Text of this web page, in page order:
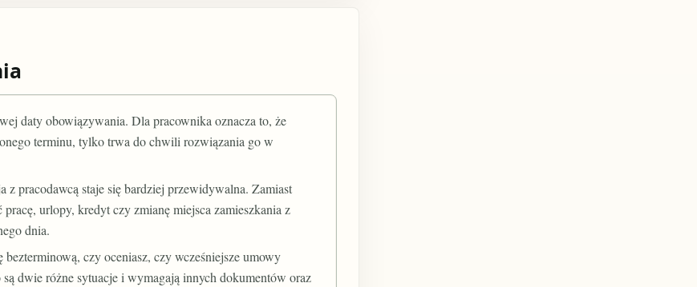
daty obowiązywania. Dla pracownika oznacza to, że
terminu, tylko trwa do chwili rozwiązania go w
pracodawcą staje się bardziej przewidywalna. Zamiast
urlopy, kredyt czy zmianę miejsca zamieszkania z
dnia.
czy oceniasz, czy wcześniejsze umowy
dwie różne sytuacje i wymagają innych dokumentów oraz